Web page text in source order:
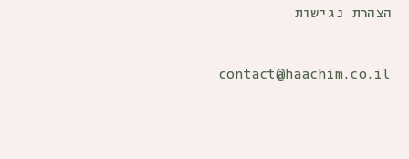
הצהרת נגישות
contact@haachim.co.il